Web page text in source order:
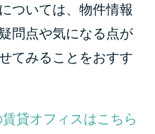
ついては、物件情報
問点や気になる点が
てみることをおすす
貸オフィスはこちら